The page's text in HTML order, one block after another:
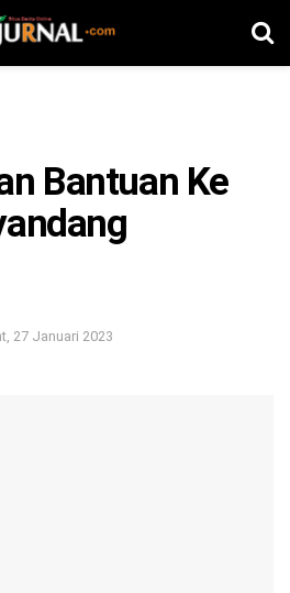
Bantuan Ke
27 Januari 2023